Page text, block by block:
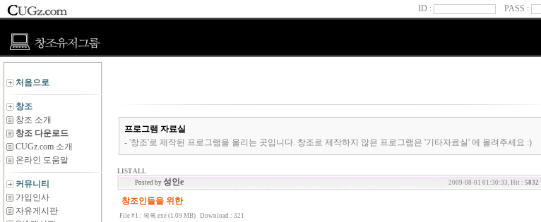
ID : PASS :
처음으로
창조
창조 소개
창조 다운로드
CUGz.com 소개
온라인 도움말
커뮤니티
가입인사
자유게시판
프로그램 자료실
- '창조'로 제작된 프로그램을 올리는 곳입니다. 창조로 제작하지 않은 프로그램은 '기타자료실' 에 올려주세요 :)
LIST ALL
Posted by 성인e 2009-08-01 01:30:33, Hit : 5832
창조인들을 위한
File #1 : 목록.exe (1.09 MB)
Download : 321